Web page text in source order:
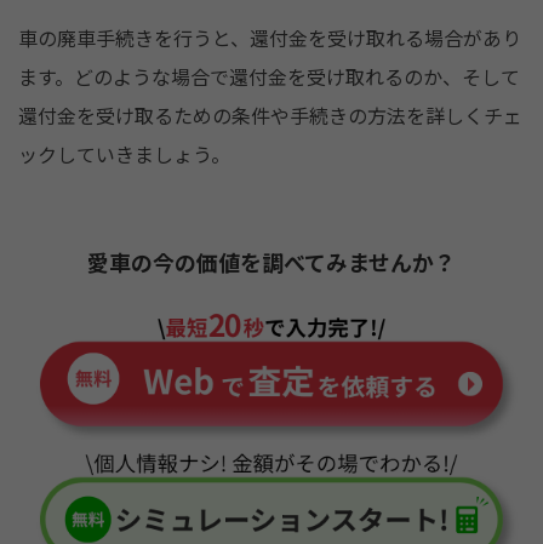
a
c
e
b
k
n
e
有
車の廃車手続きを行うと、還付金を受け取れる場合があり
ます。どのような場合で還付金を受け取れるのか、そして
還付金を受け取るための条件や手続きの方法を詳しくチェ
ックしていきましょう。
愛車の今の価値を調べてみませんか？